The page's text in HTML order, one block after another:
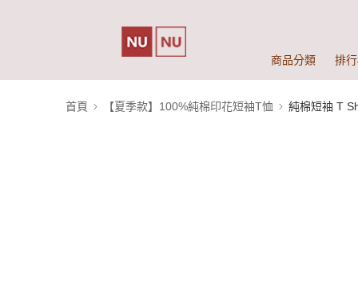
商品分類 排
首頁 【夏季款】100%純棉印花短袖T恤 純棉短袖 T